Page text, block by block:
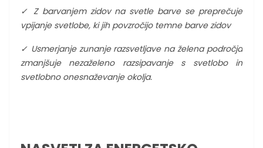
✓ Z barvanjem zidov na svetle barve se preprečuje
vpijanje svetlobe, ki jih povzročijo temne barve zidov
✓ Usmerjanje zunanje razsvetljave na želena področja
zmanjšuje nezaželeno razsipavanje s svetlobo in
svetlobno onesnaževanje okolja.